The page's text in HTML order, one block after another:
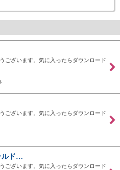
ございます。気に入ったらダウンロード
ございます。気に入ったらダウンロード
ルド…
ございます。気に入ったらダウンロード